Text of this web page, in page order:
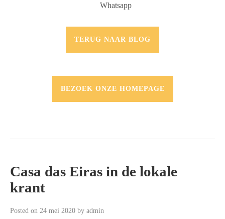
Whatsapp
TERUG NAAR BLOG
BEZOEK ONZE HOMEPAGE
Casa das Eiras in de lokale
krant
Posted on 24 mei 2020 by admin